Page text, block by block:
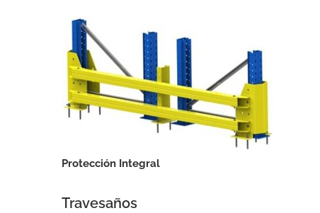
Protección Integral
Travesaños